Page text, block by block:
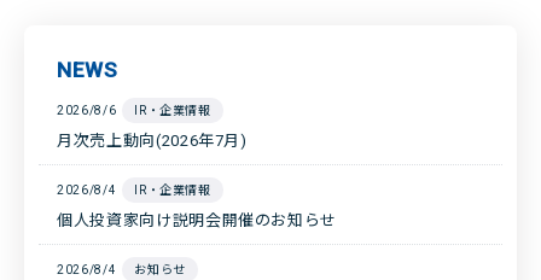
お問い合わせ
NEWS
2026/8/6 IR・企業情報
月次売上動向(2026年7月)
2026/8/4 IR・企業情報
個人投資家向け説明会開催のお知らせ
2026/8/4 お知らせ